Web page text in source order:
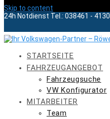
Skip to content
24h Notdienst Tel.: 038461 - 4130
STARTSEITE
FAHRZEUGANGEBOT
Fahrzeugsuche
VW Konfigurator
MITARBEITER
Team